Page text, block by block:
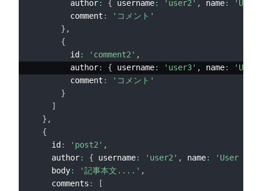
        author
: { username: 'user2' , name:
'User
        comment
:
'コメント'
} ,
{
        id
: 'comment2' ,
        author
: { username: 'user3' , name:
'User
        comment
:
'コメント'
}
]
} ,
{
    id
: 'post2' ,
    author
: { username: 'user2' , name: 'User 2'
    body
: '記事本文....' ,
    comments
:
[